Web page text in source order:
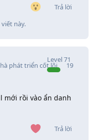
Trả lời
này.
phát triển cốt lõi
Level71
19
mới rồi vào ẩn danh
Trả lời